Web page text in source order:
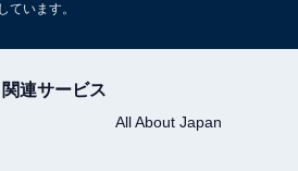
ています。
関連サービス
All About Japan